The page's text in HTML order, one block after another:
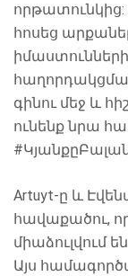
որթատունկից:
հոսեց
գինու մեջ և
ունենք նրա
Artuyt-ը և
հավաքածու,
միաձուլվում
Այս